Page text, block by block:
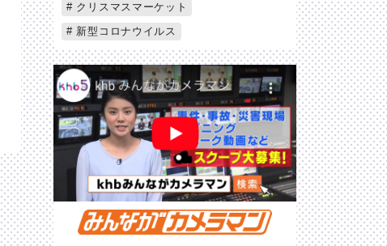
クリスマスマーケット
新型コロナウイルス